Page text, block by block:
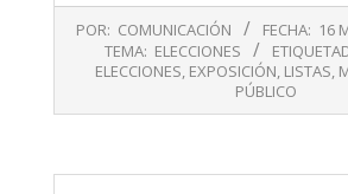
03-
POR: COMUNICACIÓN FECHA: 16
TEMA: ELECCIONES
ELECCIONES, EXPOSICIÓN, LISTAS,
PÚBLICO